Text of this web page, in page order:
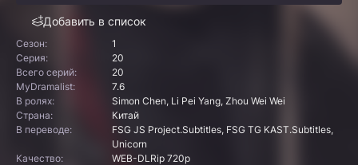
Добавить в список
Сезон:
1
Серия:
20
Всего серий:
20
MyDramalist:
7.6
В ролях:
Simon Chen, Li Pei Yang, Zhou Wei Wei
Страна:
Китай
В переводе:
FSG JS Project.Subtitles, FSG TG KAST.Subtitles,
Unicorn
Качество:
WEB-DLRip 720p